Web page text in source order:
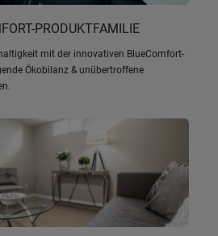
PRODUKTFAMILIE
mit der innovativen BlueComfort-
Ökobilanz & unübertroffene